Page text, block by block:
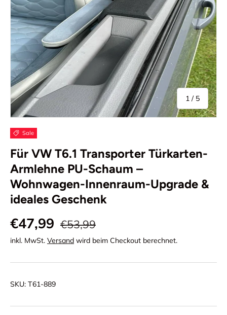
1 / von
5
Sale
Für VW T6.1 Transporter Türkarten-
Armlehne PU-Schaum –
Wohnwagen-Innenraum-Upgrade &
ideales Geschenk
€47,99 €53,99
inkl. MwSt. Versand wird beim Checkout berechnet.
SKU: T61-889